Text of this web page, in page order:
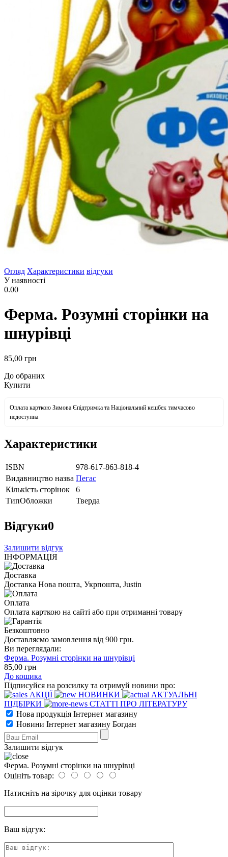
Огляд Характеристики відгуки
У наявності
0.00
Ферма. Розумні сторінки на
шнурівці
85,00 грн
До обраних
Купити
Оплата карткою Зимова Єпідтримка та Національний кешбек тимчасово
недоступна
Характеристики
ISBN
978-617-863-818-4
Видавництво назва Пегас
Кількість сторінок
6
ТипОбложки
Тверда
Відгуки0
Залишити відгук
ІНФОРМАЦІЯ
Доставка
Доставка Нова пошта, Укрпошта, Justin
Оплата
Оплата карткою на сайті або при отриманні товару
Безкоштовно
Доставляємо замовлення від 900 грн.
Ви переглядали:
Ферма. Розумні сторінки на шнурівці
85,00 грн
До кошика
Підписуйся на розсилку та отримуй новини про:
АКЦІЇ
НОВИНКИ
АКТУАЛЬНІ
ПІДБІРКИ
СТАТТІ ПРО ЛІТЕРАТУРУ
Нова продукція Інтернет магазину
Новини Інтернет магазину Богдан
Залишити відгук
Ферма. Розумні сторінки на шнурівці
Оцініть товар:
Натисніть на зірочку для оцінки товару
Ваш відгук: